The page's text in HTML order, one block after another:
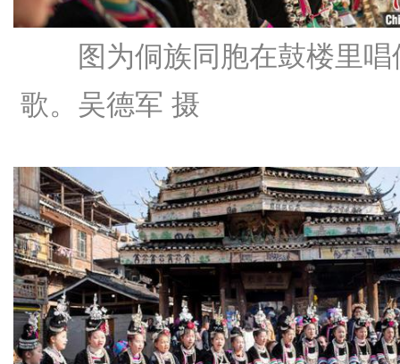
图为侗族同胞在鼓楼里唱
歌。吴德军 摄